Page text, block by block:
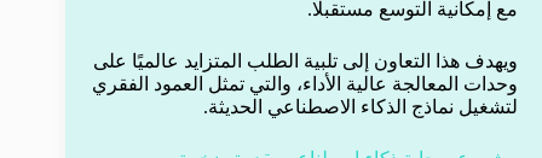
مع إمكانية التوسع مستقبلًا.
ويهدف هذا التعاون إلى تلبية الطلب المتزايد عالميًا على
وحدات المعالجة عالية الأداء، والتي تمثل العمود الفقري
لتشغيل نماذج الذكاء الاصطناعي الحديثة.